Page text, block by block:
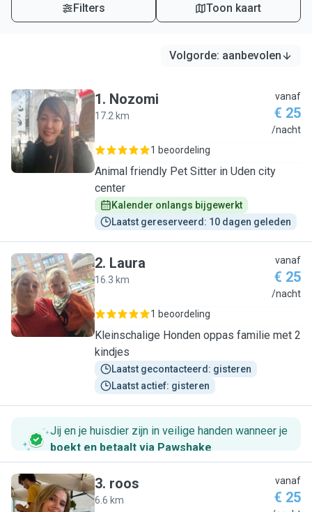
Filters Toon kaart
Volgorde: aanbevolen
N
1. Nozomi
17.2 km
vanaf
€ 25
/nacht
1 beoordeling
Animal friendly Pet Sitter in Uden city
center
Kalender onlangs bijgewerkt
Laatst gereserveerd: 10 dagen geleden
L
2. Laura
16.3 km
vanaf
€ 25
/nacht
1 beoordeling
Kleinschalige Honden oppas familie met 2
kindjes
Laatst gecontacteerd: gisteren
Laatst actief: gisteren
Jij en je huisdier zijn in veilige handen wanneer je
boekt en betaalt via Pawshake.
3. roos
6.6 km
vanaf
€ 25